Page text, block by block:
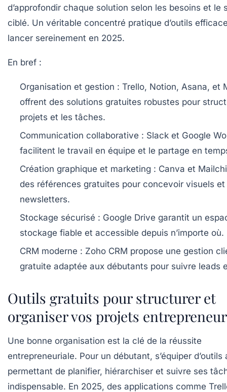
d’approfondir chaque solution selon les besoins et le
ciblé. Un véritable concentré pratique d’outils
lancer sereinement en 2025.
En bref :
Organisation et gestion : Trello, Notion, Asana, et
offrent des solutions gratuites robustes pour
projets et les tâches.
Communication collaborative : Slack et Google
facilitent le travail en équipe et le partage en
Création graphique et marketing : Canva et
des références gratuites pour concevoir visuels et
newsletters.
Stockage sécurisé : Google Drive garantit un
stockage fiable et accessible depuis n’importe où.
CRM moderne : Zoho CRM propose une gestion
gratuite adaptée aux débutants pour suivre leads
Outils gratuits pour structurer et
organiser vos projets
Une bonne organisation est la clé de la réussite
entrepreneuriale. Pour un débutant, s’équiper d’outils
permettant de planifier, hiérarchiser et suivre ses
indispensable. En 2025, des applications comme